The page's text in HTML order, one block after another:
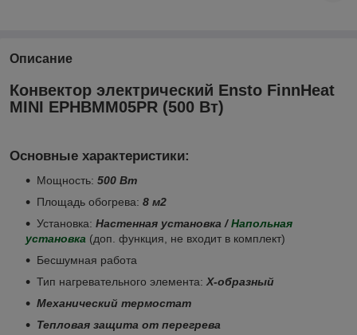
Описание
Конвектор электрический Ensto FinnHeat
MINI EPHBMM05PR (500 Вт)
Основные характеристики:
Мощность: 500 Вт
Площадь обогрева: 8 м2
Установка: Настенная установка /Напольная
установка (доп. функция, не входит в комплект)
Бесшумная работа
Тип нагревательного элемента:Х-образный
Механический термостат
Тепловая защита от перегрева